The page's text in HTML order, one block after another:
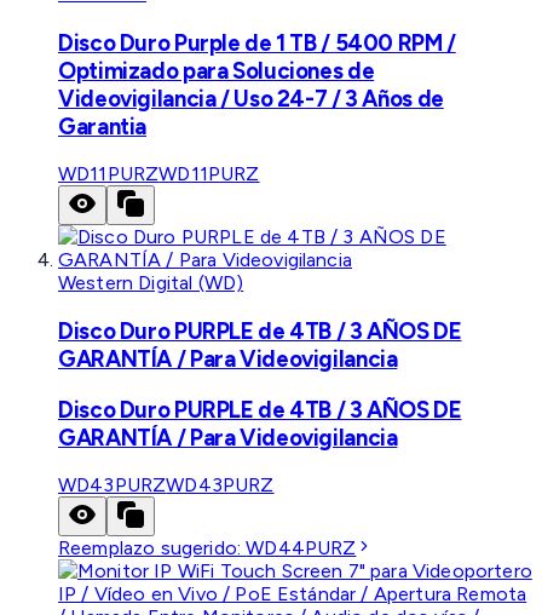
Disco Duro Purple de 1 TB / 5400 RPM /
Optimizado para Soluciones de
Videovigilancia / Uso 24-7 / 3 Años de
Garantia
WD11PURZWD11PURZ
Western Digital (WD)
Disco Duro PURPLE de 4TB / 3 AÑOS DE
GARANTÍA / Para Videovigilancia
Disco Duro PURPLE de 4TB / 3 AÑOS DE
GARANTÍA / Para Videovigilancia
WD43PURZWD43PURZ
Reemplazo sugerido:WD44PURZ